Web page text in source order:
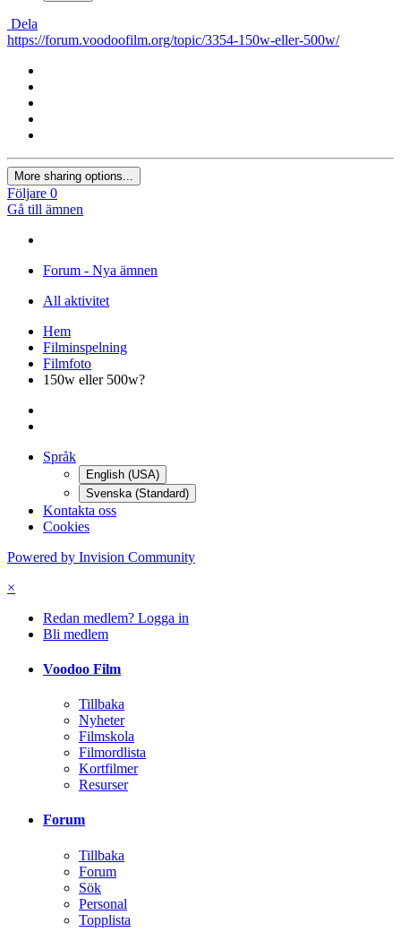
Dela
https://forum.voodoofilm.org/topic/3354-150w-eller-500w/
More sharing options...
Följare 0
Gå till ämnen
Forum - Nya ämnen
All aktivitet
Hem
Filminspelning
Filmfoto
150w eller 500w?
Språk
English (USA)
Svenska (Standard)
Kontakta oss
Cookies
Powered by Invision Community
×
Redan medlem? Logga in
Bli medlem
Voodoo Film
Tillbaka
Nyheter
Filmskola
Filmordlista
Kortfilmer
Resurser
Forum
Tillbaka
Forum
Sök
Personal
Topplista